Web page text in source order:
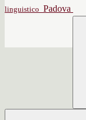
linguistico Padova